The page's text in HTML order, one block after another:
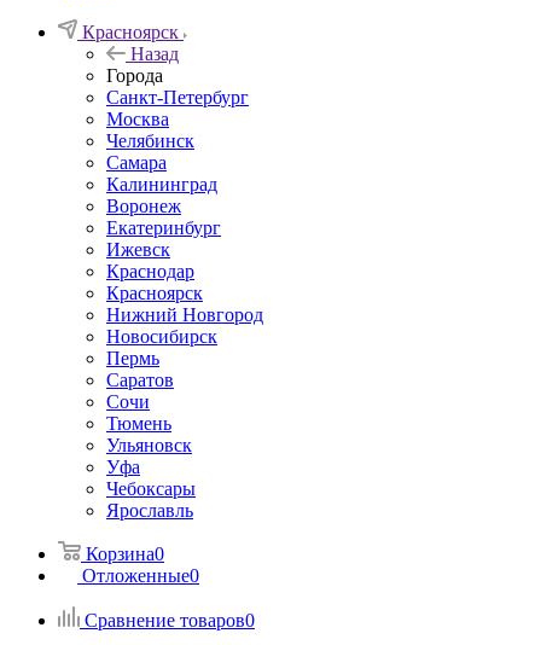
Красноярск
Назад
Города
Санкт-Петербург
Москва
Челябинск
Самара
Калининград
Воронеж
Екатеринбург
Ижевск
Краснодар
Красноярск
Нижний Новгород
Новосибирск
Пермь
Саратов
Сочи
Тюмень
Ульяновск
Уфа
Чебоксары
Ярославль
Корзина0
Отложенные0
Сравнение товаров0